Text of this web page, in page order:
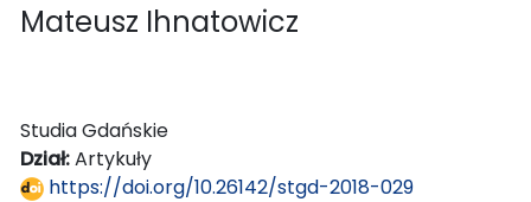
Mateusz Ihnatowicz
Studia Gdańskie
Dział:Artykuły
https://doi.org/10.26142/stgd-2018-029